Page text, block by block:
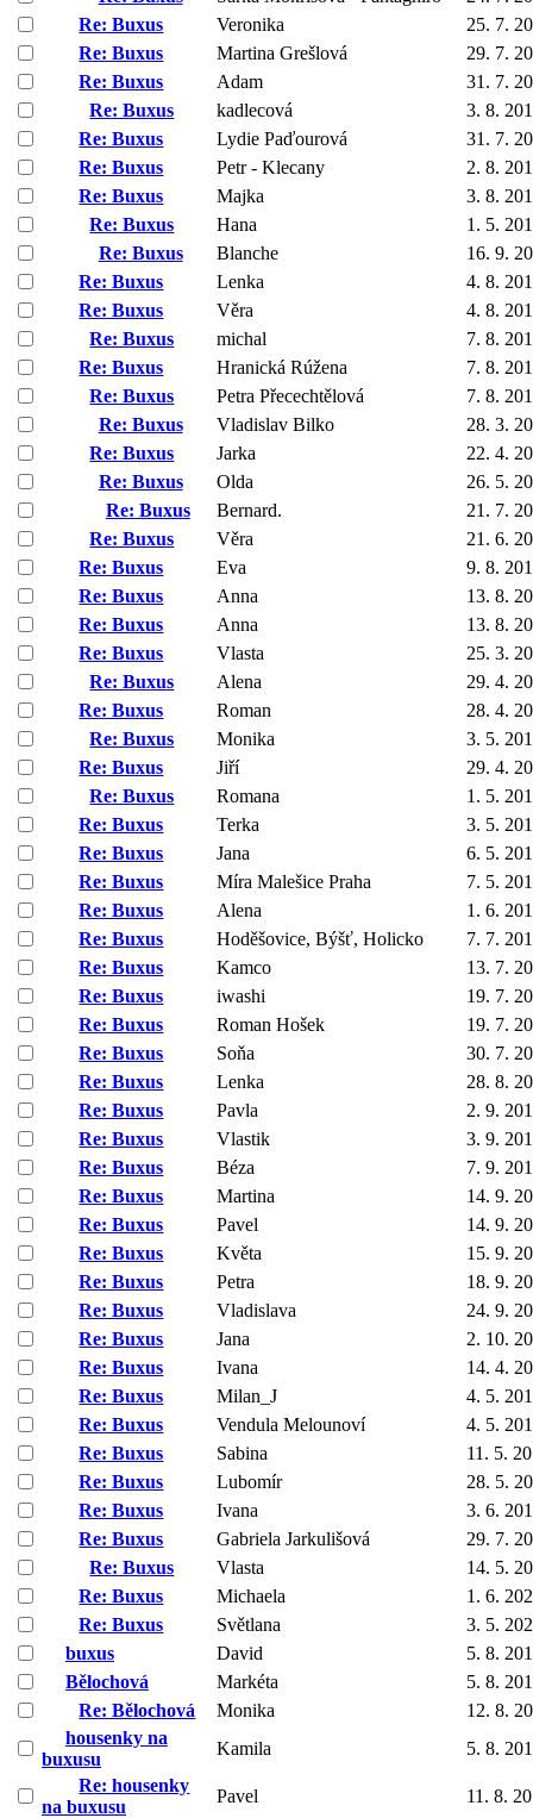
Re: Buxus
Veronika
25. 7.
Re: Buxus
Martina Grešlová
29. 7.
Re: Buxus
Adam
31. 7.
Re: Buxus
kadlecová
3. 8.
Re: Buxus
Lydie Paďourová
31. 7.
Re: Buxus
Petr - Klecany
2. 8.
Re: Buxus
Majka
3. 8.
Re: Buxus
Hana
1. 5.
Re: Buxus
Blanche
16. 9.
Re: Buxus
Lenka
4. 8.
Re: Buxus
Věra
4. 8.
Re: Buxus
michal
7. 8.
Re: Buxus
Hranická Rúžena
7. 8.
Re: Buxus
Petra Přecechtělová
7. 8.
Re: Buxus
Vladislav Bilko
28. 3.
Re: Buxus
Jarka
22. 4.
Re: Buxus
Olda
26. 5.
Re: Buxus
Bernard.
21. 7.
Re: Buxus
Věra
21. 6.
Re: Buxus
Eva
9. 8.
Re: Buxus
Anna
13. 8.
Re: Buxus
Anna
13. 8.
Re: Buxus
Vlasta
25. 3.
Re: Buxus
Alena
29. 4.
Re: Buxus
Roman
28. 4.
Re: Buxus
Monika
3. 5.
Re: Buxus
Jiří
29. 4.
Re: Buxus
Romana
1. 5.
Re: Buxus
Terka
3. 5.
Re: Buxus
Jana
6. 5.
Re: Buxus
Míra Malešice Praha
7. 5.
Re: Buxus
Alena
1. 6.
Re: Buxus
Hoděšovice, Býšť, Holicko
7. 7.
Re: Buxus
Kamco
13. 7.
Re: Buxus
iwashi
19. 7.
Re: Buxus
Roman Hošek
19. 7.
Re: Buxus
Soňa
30. 7.
Re: Buxus
Lenka
28. 8.
Re: Buxus
Pavla
2. 9.
Re: Buxus
Vlastik
3. 9.
Re: Buxus
Béza
7. 9.
Re: Buxus
Martina
14. 9.
Re: Buxus
Pavel
14. 9.
Re: Buxus
Květa
15. 9.
Re: Buxus
Petra
18. 9.
Re: Buxus
Vladislava
24. 9.
Re: Buxus
Jana
2. 10.
Re: Buxus
Ivana
14. 4.
Re: Buxus
Milan_J
4. 5.
Re: Buxus
Vendula Melounoví
4. 5.
Re: Buxus
Sabina
11. 5.
Re: Buxus
Lubomír
28. 5.
Re: Buxus
Ivana
3. 6.
Re: Buxus
Gabriela Jarkulišová
29. 7.
Re: Buxus
Vlasta
14. 5.
Re: Buxus
Michaela
1. 6.
Re: Buxus
Světlana
3. 5.
buxus
David
5. 8.
Bělochová
Markéta
5. 8.
Re: Bělochová
Monika
12. 8.
housenky na
buxusu
Kamila
5. 8.
Re: housenky
na buxusu
Pavel
11. 8.